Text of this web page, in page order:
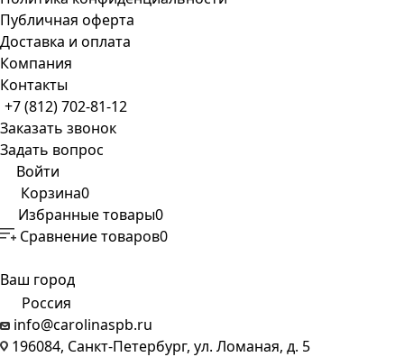
Публичная оферта
Доставка и оплата
Компания
Контакты
+7 (812) 702-81-12
Заказать звонок
Задать вопрос
Войти
Корзина0
Избранные товары0
Сравнение товаров0
Ваш город
Россия
info@carolinaspb.ru
196084, Санкт-Петербург, ул. Ломаная, д. 5